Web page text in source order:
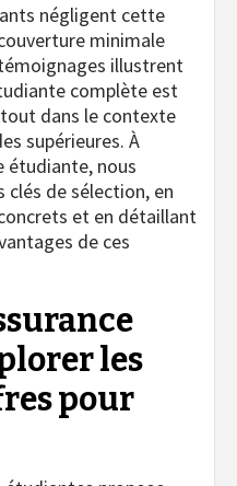
négligent cette
minimale
illustrent
complète est
dans le contexte
supérieures. À
étudiante, nous
de sélection, en
et en détaillant
de ces
les
pour